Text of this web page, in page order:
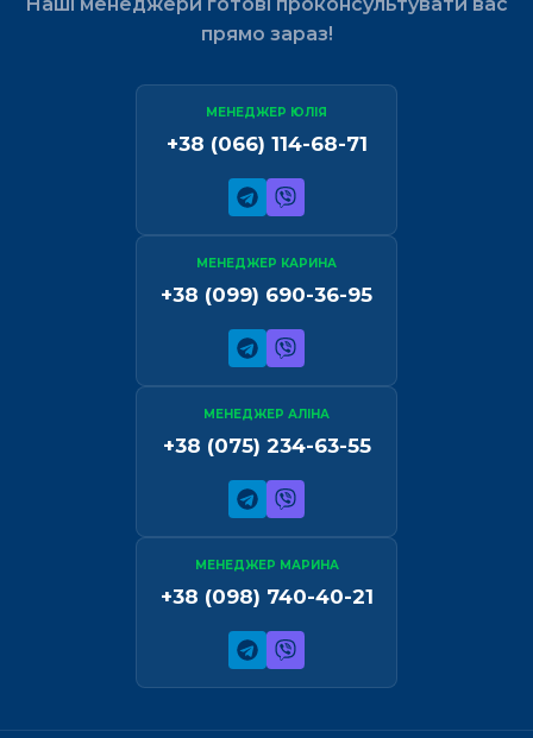
прямо зараз!
МЕНЕДЖЕР ЮЛІЯ
+38 (066) 114-68-71
МЕНЕДЖЕР КАРИНА
+38 (099) 690-36-95
МЕНЕДЖЕР АЛІНА
+38 (075) 234-63-55
МЕНЕДЖЕР МАРИНА
+38 (098) 740-40-21